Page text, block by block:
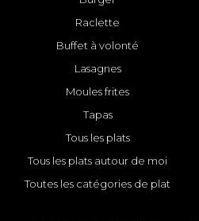
Raclette
Buffet à volonté
Lasagnes
Moules frites
Tapas
Tous les plats
Tous les plats autour de moi
Toutes les catégories de plat